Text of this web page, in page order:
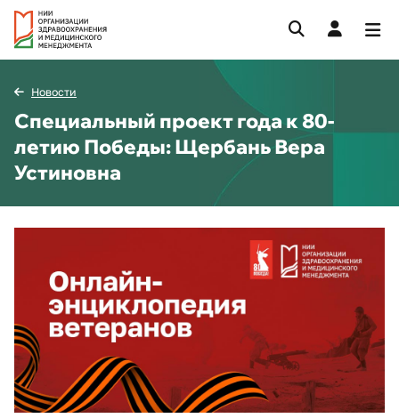
Новости
Специальный проект года к 80-
летию Победы: Щербань Вера
Устиновна